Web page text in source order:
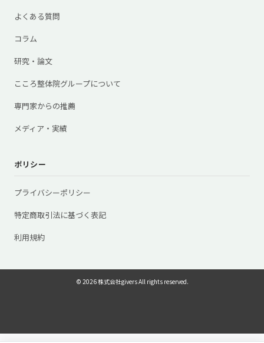
よくある質問
コラム
研究・論文
こころ整体院グループについて
専門家からの推薦
メディア・実績
ポリシー
プライバシーポリシー
特定商取引法に基づく表記
利用規約
© 2026 株式会社givers All rights reserved.